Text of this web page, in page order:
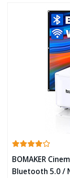
BOMAKER
Bluetooth 5.0 /